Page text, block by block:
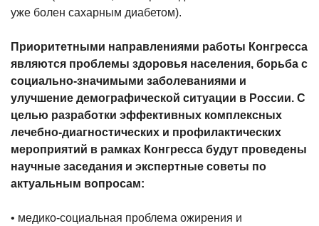
уже болен сахарным диабетом).
Приоритетными направлениями работы Конгресса
являются проблемы здоровья населения, борьба с
социально-значимыми заболеваниями и
улучшение демографической ситуации в России. С
целью разработки эффективных комплексных
лечебно-диагностических и профилактических
мероприятий в рамках Конгресса будут проведены
научные заседания и экспертные советы по
актуальным вопросам:
• медико-социальная проблема ожирения и